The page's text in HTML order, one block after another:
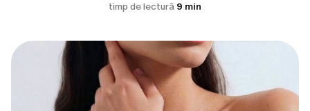
timp de lectură 9 min